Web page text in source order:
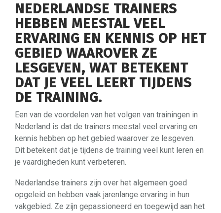
NEDERLANDSE TRAINERS
HEBBEN MEESTAL VEEL
ERVARING EN KENNIS OP HET
GEBIED WAAROVER ZE
LESGEVEN, WAT BETEKENT
DAT JE VEEL LEERT TIJDENS
DE TRAINING.
Een van de voordelen van het volgen van trainingen in
Nederland is dat de trainers meestal veel ervaring en
kennis hebben op het gebied waarover ze lesgeven.
Dit betekent dat je tijdens de training veel kunt leren en
je vaardigheden kunt verbeteren.
Nederlandse trainers zijn over het algemeen goed
opgeleid en hebben vaak jarenlange ervaring in hun
vakgebied. Ze zijn gepassioneerd en toegewijd aan het